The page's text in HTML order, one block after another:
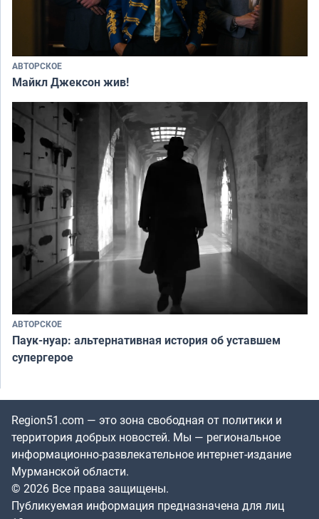
АВТОРСКОЕ
Майкл Джексон жив!
АВТОРСКОЕ
Паук-нуар: альтернативная история об уставшем
супергерое
Region51.com — это зона свободная от политики и
территория добрых новостей. Мы — региональное
информационно-развлекательное интернет-издание
Мурманской области.
© 2026 Все права защищены.
Публикуемая информация предназначена для лиц